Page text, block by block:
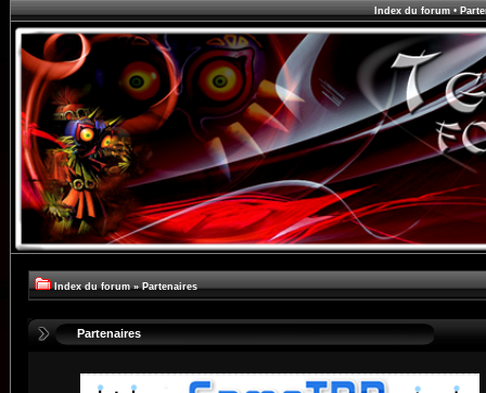
Index du forum•
Index du forum » Partenaires
Partenaires